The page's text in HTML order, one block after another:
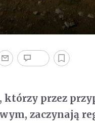
którzy przez
zaczynają